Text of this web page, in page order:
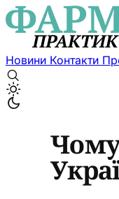
Новини Контакти